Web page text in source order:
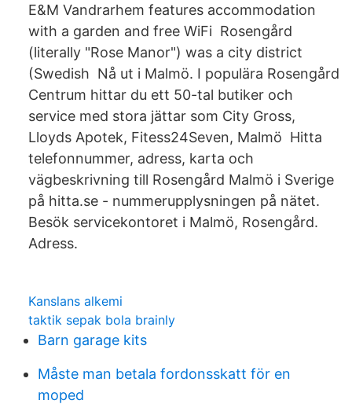
E&M Vandrarhem features accommodation
with a garden and free WiFi Rosengård
(literally "Rose Manor") was a city district
(Swedish Nå ut i Malmö. I populära Rosengård
Centrum hittar du ett 50-tal butiker och
service med stora jättar som City Gross,
Lloyds Apotek, Fitess24Seven, Malmö Hitta
telefonnummer, adress, karta och
vägbeskrivning till Rosengård Malmö i Sverige
på hitta.se - nummerupplysningen på nätet.
Besök servicekontoret i Malmö, Rosengård.
Adress.
Kanslans alkemi
taktik sepak bola brainly
Barn garage kits
Måste man betala fordonsskatt för en
moped